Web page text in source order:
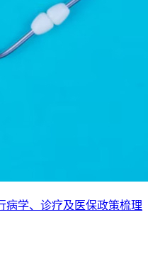
病学、诊疗及医保政策梳理